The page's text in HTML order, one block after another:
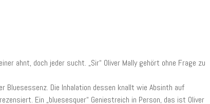
ahnt, doch jeder sucht. „Sir“ Oliver Mally gehört ohne Frage zu
Bluesessenz. Die Inhalation dessen knallt wie Absinth auf
Ein „bluesesquer“ Geniestreich in Person, das ist Oliver